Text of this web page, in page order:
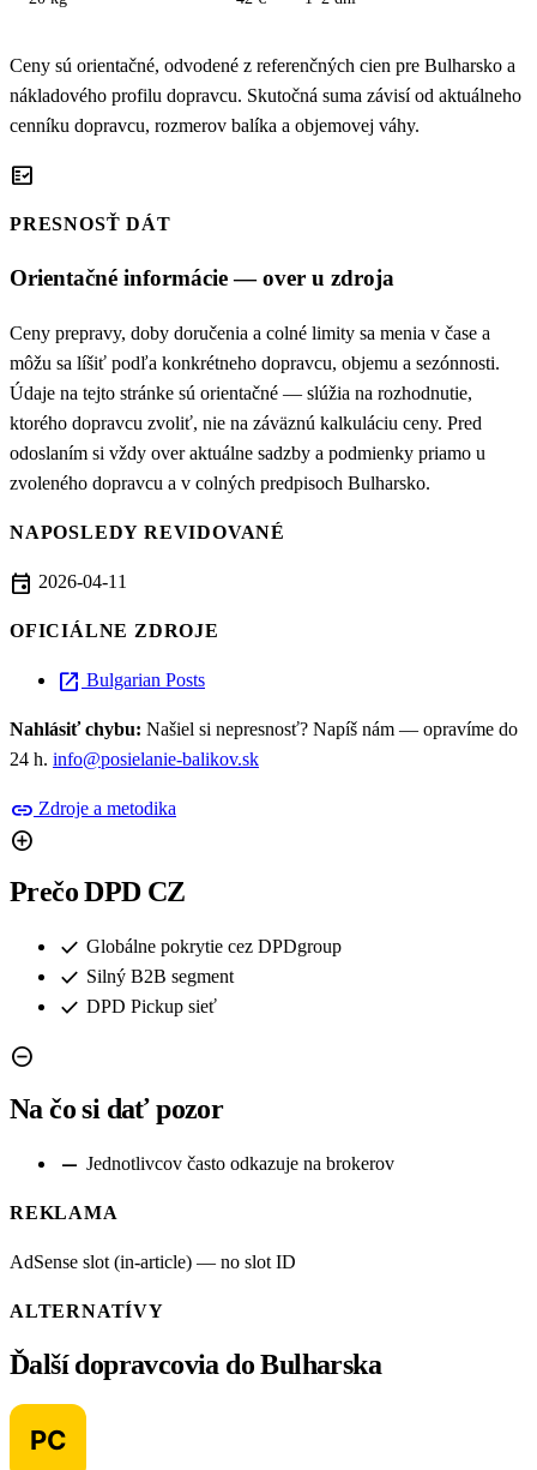
Ceny sú orientačné, odvodené z referenčných cien pre Bulharsko a
nákladového profilu dopravcu. Skutočná suma závisí od aktuálneho
cenníku dopravcu, rozmerov balíka a objemovej váhy.
fact_check
PRESNOSŤ DÁT
Orientačné informácie — over u zdroja
Ceny prepravy, doby doručenia a colné limity sa menia v čase a
môžu sa líšiť podľa konkrétneho dopravcu, objemu a sezónnosti.
Údaje na tejto stránke sú orientačné — slúžia na rozhodnutie,
ktorého dopravcu zvoliť, nie na záväznú kalkuláciu ceny. Pred
odoslaním si vždy over aktuálne sadzby a podmienky priamo u
zvoleného dopravcu a v colných predpisoch Bulharsko.
NAPOSLEDY REVIDOVANÉ
event 2026-04-11
OFICIÁLNE ZDROJE
open_in_new Bulgarian Posts
Nahlásiť chybu: Našiel si nepresnosť? Napíš nám — opravíme do
24 h. info@posielanie-balikov.sk
link Zdroje a metodika
add_circle
Prečo DPD CZ
check Globálne pokrytie cez DPDgroup
check Silný B2B segment
check DPD Pickup sieť
remove_circle
Na čo si dať pozor
remove Jednotlivcov často odkazuje na brokerov
REKLAMA
AdSense slot (in-article) — no slot ID
ALTERNATÍVY
Ďalší dopravcovia do Bulharska